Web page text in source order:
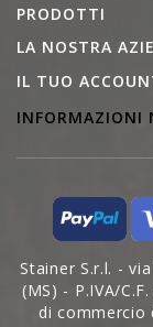
PRODOTTI
LA NOSTRA
IL TUO
INFORMAZIONI
Stainer S.r.l. -
(MS) - P.IVA/
di commercio